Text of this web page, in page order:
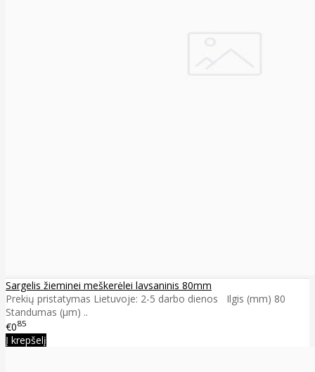
Sargelis žieminei meškerėlei lavsaninis 80mm
Prekių pristatymas Lietuvoje: 2-5 darbo dienos Ilgis (mm) 80
Standumas (µm) ..
€085
Į krepšelį